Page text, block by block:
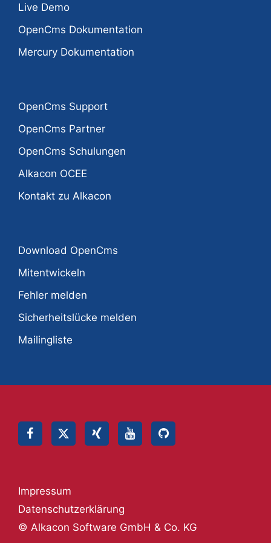
Live Demo
OpenCms Dokumentation
Mercury Dokumentation
OpenCms Support
OpenCms Partner
OpenCms Schulungen
Alkacon OCEE
Kontakt zu Alkacon
Download OpenCms
Mitentwickeln
Fehler melden
Sicherheitslücke melden
Mailingliste
© Alkacon Software GmbH & Co. KG
Datenschutzerklärung
Impressum